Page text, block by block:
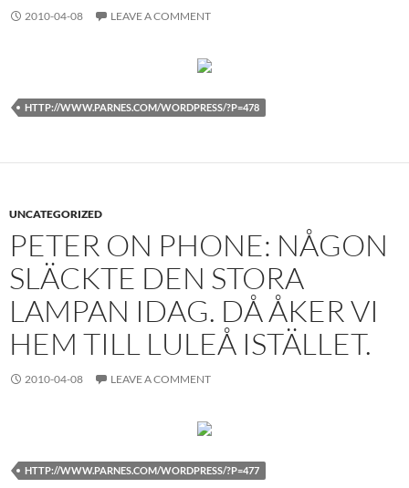
2010-04-08 LEAVE A COMMENT
HTTP://WWW.PARNES.COM/WORDPRESS/?P=478
UNCATEGORIZED
PETER ON PHONE: NÅGON
SLÄCKTE DEN STORA
LAMPAN IDAG. DÅ ÅKER VI
HEM TILL LULEÅ ISTÄLLET.
2010-04-08 LEAVE A COMMENT
HTTP://WWW.PARNES.COM/WORDPRESS/?P=477